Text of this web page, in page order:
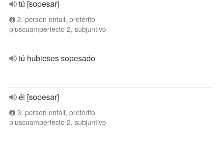
tú [sopesar]
2. person entall, pretérito
pluscuamperfecto 2, subjuntivo
tú hubieses sopesado
él [sopesar]
3. person entall, pretérito
pluscuamperfecto 2, subjuntivo